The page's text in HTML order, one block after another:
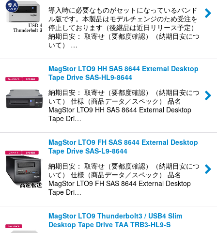
導入時に必要なものがセットになっているバンド
ル版です。本製品はモデルチェンジのため受注を
停止しております（後継品は近日リリース予定）
納期目安： 取寄せ（要都度確認）（納期目安につ
いて） …
MagStor LTO9 HH SAS 8644 External Desktop
Tape Drive SAS-HL9-8644
納期目安： 取寄せ（要都度確認）（納期目安につ
いて） 仕様（商品データ／スペック） 品名
MagStor LTO9 HH SAS 8644 External Desktop
Tape Dri…
MagStor LTO9 FH SAS 8644 External Desktop
Tape Drive SAS-L9-8644
納期目安： 取寄せ（要都度確認）（納期目安につ
いて） 仕様（商品データ／スペック） 品名
MagStor LTO9 FH SAS 8644 External Desktop
Tape Dri…
MagStor LTO9 Thunderbolt3 / USB4 Slim
Desktop Tape Drive TAA TRB3-HL9-S